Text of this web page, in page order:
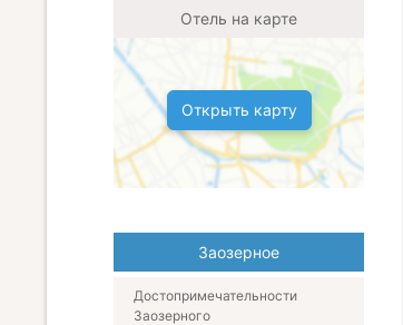
Отель на карте
Открыть карту
Заозерное
Достопримечательности
Заозерного